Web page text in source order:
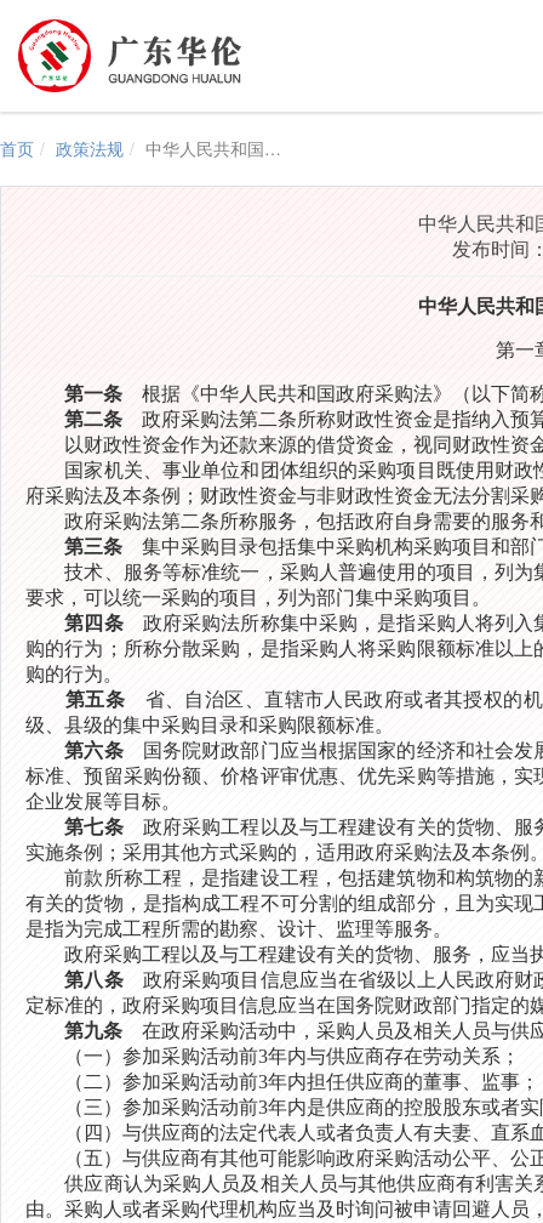
首页 政策法规 中华人民共和国政府采购法实施条例
中华人民共和
发布时间
中华人民共和
第
第一条 根据《中华人民共和国政府采购法》（以下简
第二条 政府采购法第二条所称财政性资金是指纳入预
以财政性资金作为还款来源的借贷资金，视同财政性资
国家机关、事业单位和团体组织的采购项目既使用财政
府采购法及本条例；财政性资金与非财政性资金无法分割采
政府采购法第二条所称服务，包括政府自身需要的服务
第三条 集中采购目录包括集中采购机构采购项目和部
技术、服务等标准统一，采购人普遍使用的项目，列为
要求，可以统一采购的项目，列为部门集中采购项目。
第四条政府采购法所称集中采购，是指采购人将列入
购的行为；所称分散采购，是指采购人将采购限额标准以
购的行为。
第五条 省、自治区、直辖市人民政府或者其授权的
级、县级的集中采购目录和采购限额标准。
第六条国务院财政部门应当根据国家的经济和社会发
标准、预留采购份额、价格评审优惠、优先采购等措施，
企业发展等目标。
第七条政府采购工程以及与工程建设有关的货物、服
实施条例；采用其他方式采购的，适用政府采购法及本条例
前款所称工程，是指建设工程，包括建筑物和构筑物的
有关的货物，是指构成工程不可分割的组成部分，且为实
是指为完成工程所需的勘察、设计、监理等服务。
政府采购工程以及与工程建设有关的货物、服务，应当
第八条政府采购项目信息应当在省级以上人民政府财
定标准的，政府采购项目信息应当在国务院财政部门指定的
第九条 在政府采购活动中，采购人员及相关人员与供
（一）参加采购活动前3年内与供应商存在劳动关系；
（二）参加采购活动前3年内担任供应商的董事、监事；
（三）参加采购活动前3年内是供应商的控股股东或者实
（四）与供应商的法定代表人或者负责人有夫妻、直系
（五）与供应商有其他可能影响政府采购活动公平、公
供应商认为采购人员及相关人员与其他供应商有利害关
由。采购人或者采购代理机构应当及时询问被申请回避人员